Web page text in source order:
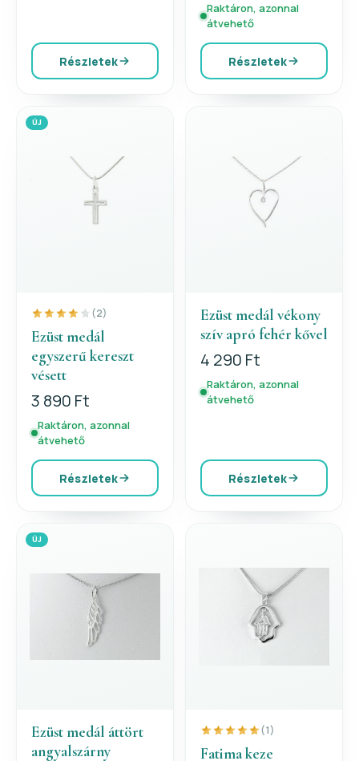
Részletek
Raktáron, azonnal
átvehető
Részletek
ÚJ
(2)
Ezüst medál
egyszerű kereszt
vésett
3 890 Ft
Raktáron, azonnal
átvehető
Részletek
Ezüst medál vékony
szív apró fehér kővel
4 290 Ft
Raktáron, azonnal
átvehető
Részletek
ÚJ
Ezüst medál áttört
angyalszárny
(1)
Fatima keze